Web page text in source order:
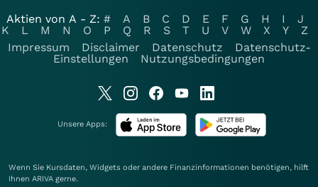
Aktien von A - Z: # A B C D E F G H I
J
K
L M N O P Q R S T U V W X Y
Z
Impressum
Disclaimer Datenschutz
Datenschutz-
Einstellungen
Nutzungsbedingungen
Unsere Apps:
Wenn Sie Kursdaten, Widgets oder andere Finanzinformationen benötigen, hilft
Ihnen ARIVA gerne.